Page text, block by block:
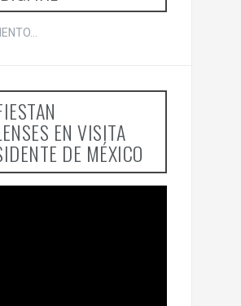
EN VISITA
DE MÉXICO